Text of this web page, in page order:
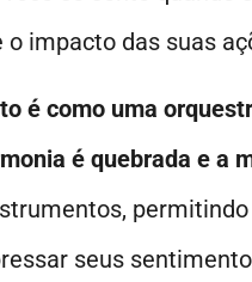
impacto das suas
é como uma
é quebrada e a
seus